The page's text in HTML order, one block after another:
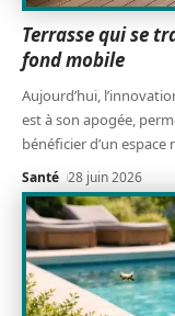
Terrasse qui se
fond mobile
Aujourd’hui,
est à son apogée,
bénéficier d’un
Santé 28 juin 2026